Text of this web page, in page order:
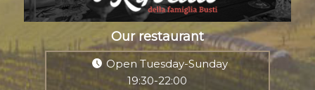
Our restaurant
Open Tuesday-Sunday
19:30-22:00